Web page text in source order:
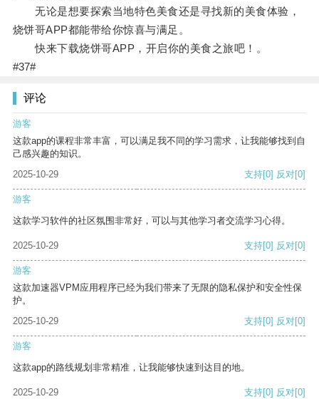
无论是想要探索当地特色美食还是寻找新的美食体验，
烧饼哥APP都能带给你惊喜与满足。
快来下载烧饼哥APP，开启你的美食之旅吧！。
#37#
评论
游客
这款app的课程非常丰富，可以满足我不同的学习需求，让我能够找到自
己感兴趣的知识。
2025-10-29
支持[0] 反对[0]
游客
这款学习软件的社区氛围非常好，可以与其他学习者交流学习心得。
2025-10-29 支持[0] 反对[0]
游客
这款加速器VPM应用程序已经为我们带来了无限的隐私保护和安全性保
护。
2025-10-29
支持[0] 反对[0]
游客
这款app的路线规划非常精准，让我能够快速到达目的地。
2025-10-29 支持[0] 反对[0]